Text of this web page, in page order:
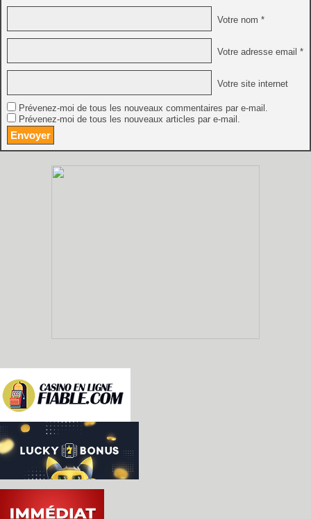
Votre nom *
Votre adresse email *
Votre site internet
Prévenez-moi de tous les nouveaux commentaires par e-mail.
Prévenez-moi de tous les nouveaux articles par e-mail.